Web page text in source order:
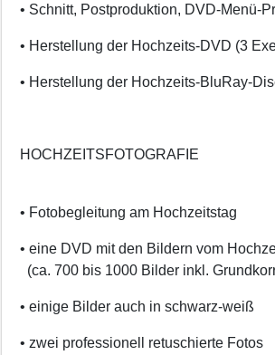
• Schnitt, Postproduktion, DVD-Menü-
• Herstellung der Hochzeits-DVD (3
• Herstellung der Hochzeits-BluRay-
HOCHZEITSFOTOGRAFIE
• Fotobegleitung am Hochzeitstag
• eine DVD mit den Bildern vom
(ca. 700 bis 1000 Bilder inkl.
• einige Bilder auch in schwarz-weiß
• zwei professionell retuschierte Fotos